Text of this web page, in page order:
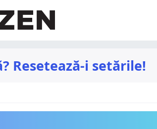
Resetează-i setările!